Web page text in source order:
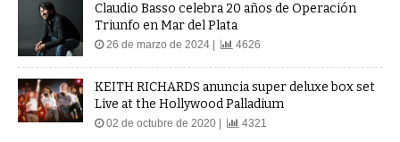
Claudio Basso celebra 20 años de Operación
Triunfo en Mar del Plata
26 de marzo de 2024 | 4626
KEITH RICHARDS anuncia super deluxe box set
Live at the Hollywood Palladium
02 de octubre de 2020 | 4321